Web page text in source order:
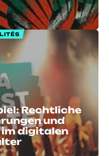
Rechtliche
und
digitalen